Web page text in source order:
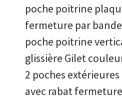
poche poitrine
fermeture par
poche poitrine
glissière Gilet
2 poches
avec rabat